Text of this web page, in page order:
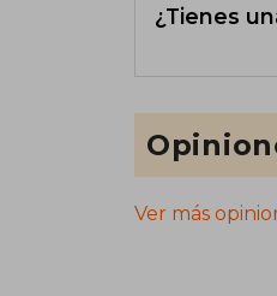
¿Tienes
Ver más